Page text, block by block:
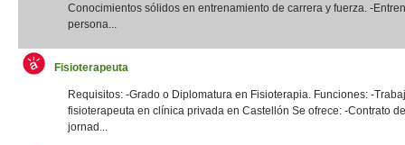
Conocimientos sólidos en entrenamiento de carrera y fuerza. -
persona...
Fisioterapeuta
Requisitos: -Grado o Diplomatura en Fisioterapia. Funciones: -
fisioterapeuta en clínica privada en Castellón Se ofrece: -Contrato
jornad...